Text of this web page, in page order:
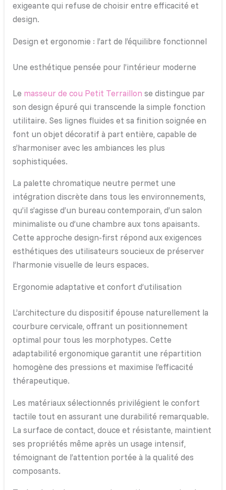
exigeante qui refuse de choisir entre efficacité et
design.
Design et ergonomie : l’art de l’équilibre fonctionnel
Une esthétique pensée pour l’intérieur moderne
Le masseur de cou Petit Terraillon se distingue par
son design épuré qui transcende la simple fonction
utilitaire. Ses lignes fluides et sa finition soignée en
font un objet décoratif à part entière, capable de
s’harmoniser avec les ambiances les plus
sophistiquées.
La palette chromatique neutre permet une
intégration discrète dans tous les environnements,
qu’il s’agisse d’un bureau contemporain, d’un salon
minimaliste ou d’une chambre aux tons apaisants.
Cette approche design-first répond aux exigences
esthétiques des utilisateurs soucieux de préserver
l’harmonie visuelle de leurs espaces.
Ergonomie adaptative et confort d’utilisation
L’architecture du dispositif épouse naturellement la
courbure cervicale, offrant un positionnement
optimal pour tous les morphotypes. Cette
adaptabilité ergonomique garantit une répartition
homogène des pressions et maximise l’efficacité
thérapeutique.
Les matériaux sélectionnés privilégient le confort
tactile tout en assurant une durabilité remarquable.
La surface de contact, douce et résistante, maintient
ses propriétés même après un usage intensif,
témoignant de l’attention portée à la qualité des
composants.